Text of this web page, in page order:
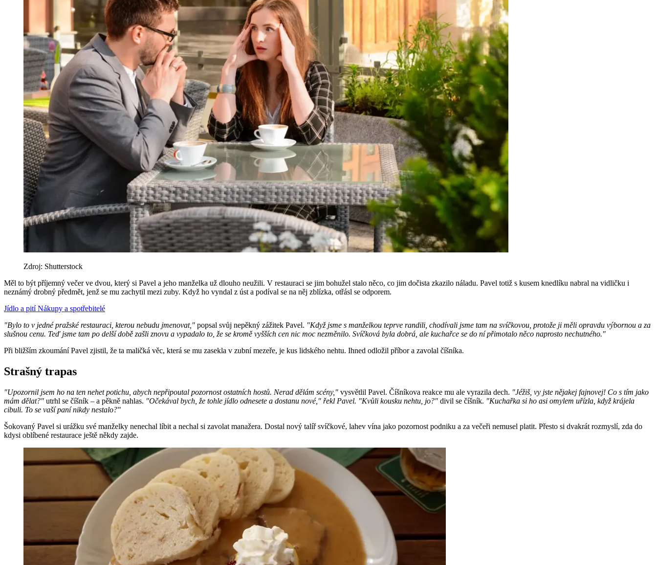
Zdroj: Shutterstock
Měl to být příjemný večer ve dvou, který si Pavel a jeho manželka už dlouho neužili. V restauraci se jim bohužel stalo něco, co jim dočista zkazilo náladu. Pavel totiž s kusem knedlíku nabral na vidličku i
neznámý drobný předmět, jenž se mu zachytil mezi zuby. Když ho vyndal z úst a podíval se na něj zblízka, otřásl se odporem.
Jídlo a pitíNákupy a spotřebitelé
"Bylo to v jedné pražské restauraci, kterou nebudu jmenovat," popsal svůj nepěkný zážitek Pavel. "Když jsme s manželkou teprve randili, chodívali jsme tam na svíčkovou, protože ji měli opravdu výbornou a za
slušnou cenu. Teď jsme tam po delší době zašli znovu a vypadalo to, že se kromě vyšších cen nic moc nezměnilo. Svíčková byla dobrá, ale kuchařce se do ní přimotalo něco naprosto nechutného."
Při bližším zkoumání Pavel zjistil, že ta maličká věc, která se mu zasekla v zubní mezeře, je kus lidského nehtu. Ihned odložil příbor a zavolal číšníka.
Strašný trapas
"Upozornil jsem ho na ten nehet potichu, abych nepřipoutal pozornost ostatních hostů. Nerad dělám scény," vysvětlil Pavel. Číšníkova reakce mu ale vyrazila dech. "Jéžiš, vy jste nějakej fajnovej! Co s tím jako
mám dělat?" utrhl se číšník – a pěkně nahlas. "Očekával bych, že tohle jídlo odnesete a dostanu nové," řekl Pavel. "Kvůli kousku nehtu, jo?" divil se číšník. "Kuchařka si ho asi omylem uřízla, když krájela
cibuli. To se vaší paní nikdy nestalo?"
Šokovaný Pavel si urážku své manželky nenechal líbit a nechal si zavolat manažera. Dostal nový talíř svíčkové, lahev vína jako pozornost podniku a za večeři nemusel platit. Přesto si dvakrát rozmyslí, zda do
kdysi oblíbené restaurace ještě někdy zajde.